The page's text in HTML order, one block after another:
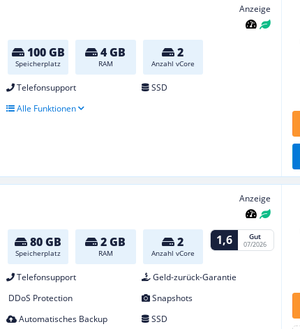
Anzeige
100 GB
Speicherplatz
4 GB
RAM
2
Anzahl vCore
Telefonsupport
SSD
Alle Funktionen
Anzeige
80 GB
Speicherplatz
2 GB
RAM
2
Anzahl vCore
1,6 Gut
07/2026
Telefonsupport
Geld-zurück-Garantie
DDoS Protection
Snapshots
Automatisches Backup
SSD